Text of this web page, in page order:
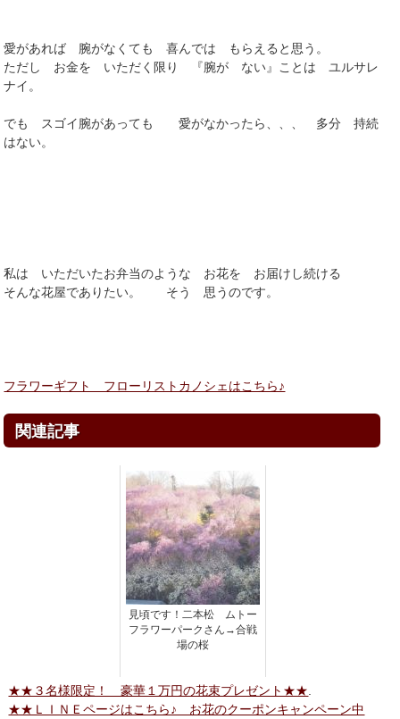
愛があれば 腕がなくても 喜んでは もらえると思う。
ただし お金を いただく限り 『腕が ない』ことは ユルサレ
ナイ。
でも スゴイ腕があっても 愛がなかったら、、、 多分 持続
はない。
私は いただいたお弁当のような お花を お届けし続ける
そんな花屋でありたい。 そう 思うのです。
フラワーギフト フローリストカノシェはこちら♪
関連記事
見頃です！二本松 ムトー
フラワーパークさん→合戦
場の桜
★★３名様限定！ 豪華１万円の花束プレゼント★★
★★ＬＩＮＥページはこちら♪ お花のクーポンキャンペーン中